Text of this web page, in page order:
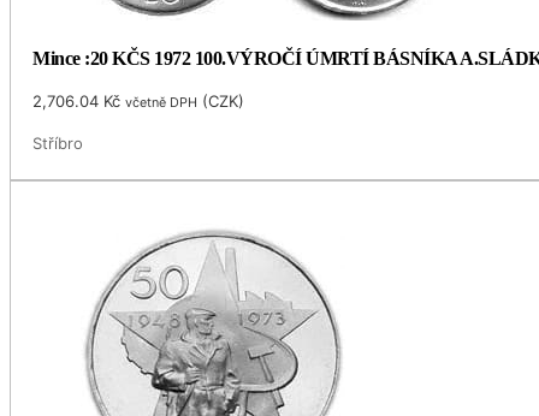
Mince :20 KČS 1972 100.VÝROČÍ ÚMRTÍ BÁSNÍKA
2,706.04 Kč včetně DPH (CZK)
Stříbro